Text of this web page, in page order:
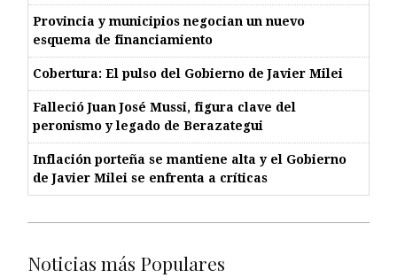
Provincia y municipios negocian un nuevo
esquema de financiamiento
Cobertura: El pulso del Gobierno de Javier Milei
Falleció Juan José Mussi, figura clave del
peronismo y legado de Berazategui
Inflación porteña se mantiene alta y el Gobierno
de Javier Milei se enfrenta a críticas
Noticias más Populares